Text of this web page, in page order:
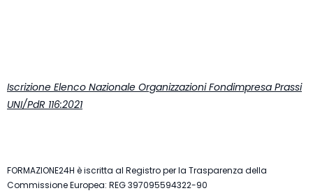
Iscrizione Elenco Nazionale Organizzazioni Fondimpresa Prassi
UNI/PdR 116:2021
FORMAZIONE24H è iscritta al Registro per la Trasparenza della
Commissione Europea: REG 397095594322-90